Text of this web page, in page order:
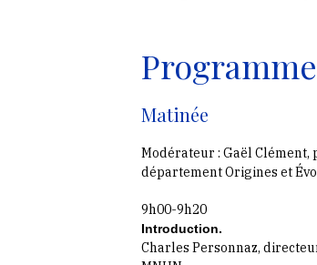
Programme
Matinée
Modérateur : Gaël
département Origines et
9h00-9h20
Introduction.
Charles Personnaz,